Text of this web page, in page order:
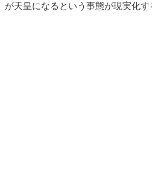
が天皇になるという事態が現実化す